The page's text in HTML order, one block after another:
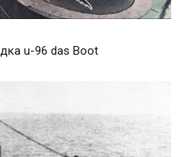
u-96 das Boot